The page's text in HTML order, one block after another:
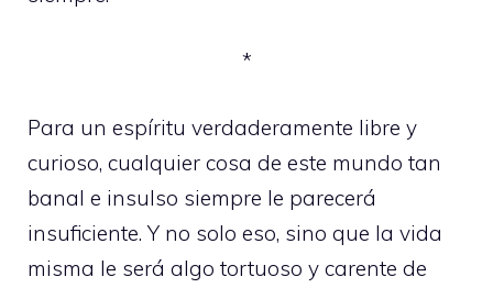
*
Para un espíritu verdaderamente libre y
curioso, cualquier cosa de este mundo tan
banal e insulso siempre le parecerá
insuficiente. Y no solo eso, sino que la vida
misma le será algo tortuoso y carente de